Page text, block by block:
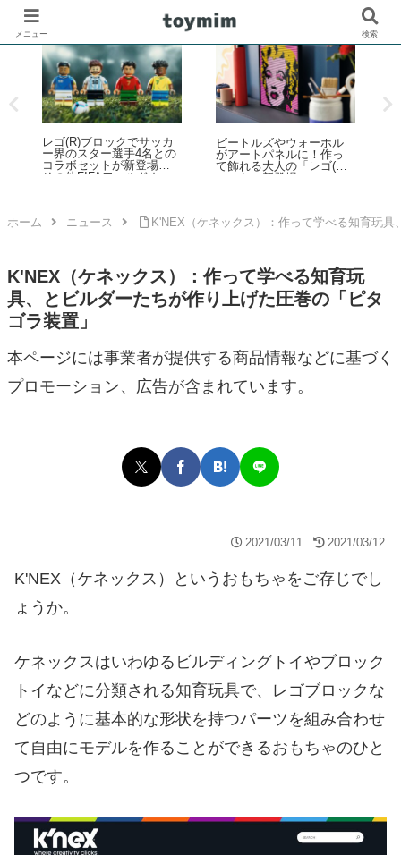
レゴ(R)ブロックでサッカ
ー界のスター選手4名との
コラボセットが新登場！
その他FIFAワールドカッ
ビートルズやウォーホル
がアートパネルに！作っ
て飾れる大人の「レゴ(R)
アート」新登場
ホーム ニュース K'NEX（ケネックス）：作って学べる知育玩
K'NEX（ケネックス）：作って学べる知育玩
具、とビルダーたちが作り上げた圧巻の「ピタ
ゴラ装置」
本ページには事業者が提供する商品情報などに基づく
プロモーション、広告が含まれています。
2021/03/11 2021/03/12
K'NEX（ケネックス）というおもちゃをご存じでし
ょうか。
ケネックスはいわゆるビルディングトイやブロック
トイなどに分類される知育玩具で、レゴブロックな
どのように基本的な形状を持つパーツを組み合わせ
て自由にモデルを作ることができるおもちゃのひと
つです。
メニュー 検索